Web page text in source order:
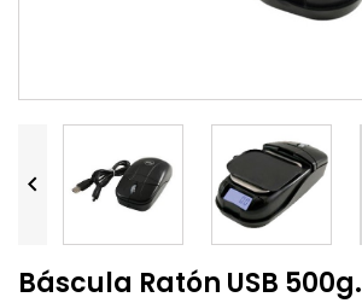

Báscula Ratón USB 500g.